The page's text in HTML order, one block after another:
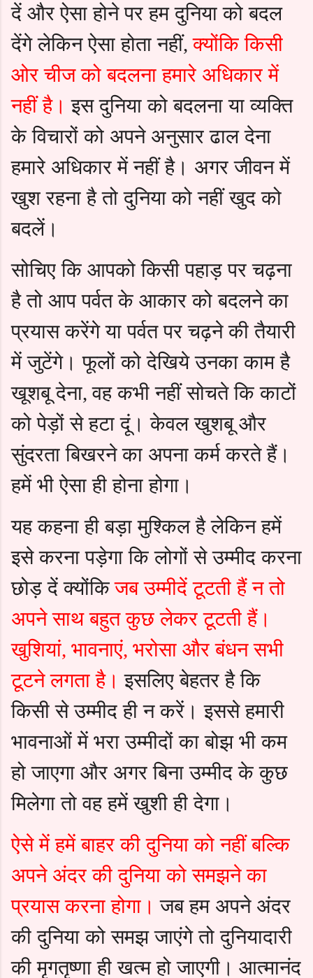
दें और ऐसा होने पर हम दुनिया को बदल
देंगे लेकिन ऐसा होता नहीं,क्योंकि किसी
ओर चीज को बदलना हमारे अधिकार में
नहीं है। इस दुनिया को बदलना या व्यक्ति
के विचारों को अपने अनुसार ढाल देना
हमारे अधिकार में नहीं है। अगर जीवन में
खुश रहना है तो दुनिया को नहीं खुद को
बदलें।
सोचिए कि आपको किसी पहाड़ पर चढ़ना
है तो आप पर्वत के आकार को बदलने का
प्रयास करेंगे या पर्वत पर चढ़ने की तैयारी
में जुटेंगे। फूलों को देखिये उनका काम है
खूशबू देना,वह कभी नहीं सोचते कि काटों
को पेड़ों से हटा दूं। केवल खुशबू और
सुंदरता बिखरने का अपना कर्म करते हैं।
हमें भी ऐसा ही होना होगा।
यह कहना ही बड़ा मुश्किल है लेकिन हमें
इसे करना पड़ेगा कि लोगों से उम्मीद करना
छोड़ दें क्योंकि जब उम्मीदें टूटती हैं न तो
अपने साथ बहुत कुछ लेकर टूटती हैं।
खुशियां, भावनाएं, भरोसा और बंधन सभी
टूटने लगता है। इसलिए बेहतर है कि
किसी से उम्मीद ही न करें। इससे हमारी
भावनाओं में भरा उम्मीदों का बोझ भी कम
हो जाएगा और अगर बिना उम्मीद के कुछ
मिलेगा तो वह हमें खुशी ही देगा।
ऐसे में हमें बाहर की दुनिया को नहीं बल्कि
अपने अंदर की दुनिया को समझने का
प्रयास करना होगा। जब हम अपने अंदर
की दुनिया को समझ जाएंगे तो दुनियादारी
की मृगतृष्णा ही खत्म हो जाएगी। आत्मानंद